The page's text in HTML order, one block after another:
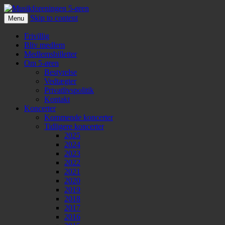
Musikforeningen 5-øren
Menu Skip to content
Frivillig
Bliv medlem
Medlemsbilletter
Om 5-øren
Bestyrelse
Vedtægter
Privatlivspolitik
Kontakt
Koncerter
Kommende koncerter
Tidligere koncerter
2025
2024
2023
2022
2021
2020
2019
2018
2017
2016